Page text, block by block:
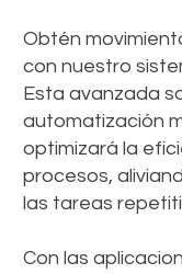
Obtén
con nuestro
Esta avanzada
automatización
optimizará la
procesos,
las tareas
Con las